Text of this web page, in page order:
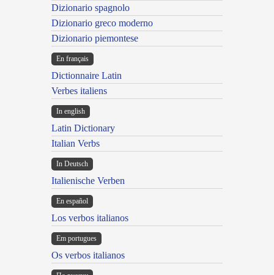
Dizionario spagnolo
Dizionario greco moderno
Dizionario piemontese
En français
Dictionnaire Latin
Verbes italiens
In english
Latin Dictionary
Italian Verbs
In Deutsch
Italienische Verben
En español
Los verbos italianos
Em portugues
Os verbos italianos